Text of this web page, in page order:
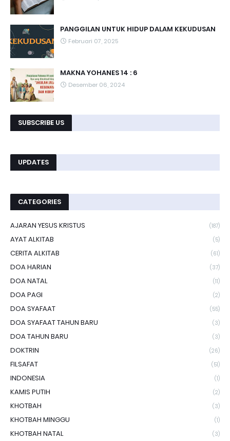
PANGGILAN UNTUK HIDUP DALAM KEKUDUSAN
Februari 07, 2025
MAKNA YOHANES 14 : 6
Desember 06, 2024
SUBSCRIBE US
UPDATES
CATEGORIES
AJARAN YESUS KRISTUS (187)
AYAT ALKITAB (5)
CERITA ALKITAB (61)
DOA HARIAN (37)
DOA NATAL (11)
DOA PAGI (2)
DOA SYAFAAT (55)
DOA SYAFAAT TAHUN BARU (3)
DOA TAHUN BARU (3)
DOKTRIN (26)
FILSAFAT (51)
INDONESIA (1)
KAMIS PUTIH (2)
KHOTBAH (3)
KHOTBAH MINGGU (1)
KHOTBAH NATAL (3)